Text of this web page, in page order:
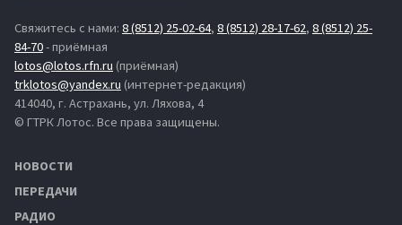
Свяжитесь с нами: 8 (8512) 25-02-64, 8 (8512) 28-17-62, 8 (8512) 25-
84-70- приёмная
lotos@lotos.rfn.ru (приёмная)
trklotos@yandex.ru (интернет-редакция)
414040, г. Астрахань, ул. Ляхова, 4
© ГТРК Лотос. Все права защищены.
НОВОСТИ
ПЕРЕДАЧИ
РАДИО